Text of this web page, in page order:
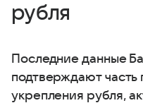
рубля
Последние данные
подтверждают часть
укрепления рубля,